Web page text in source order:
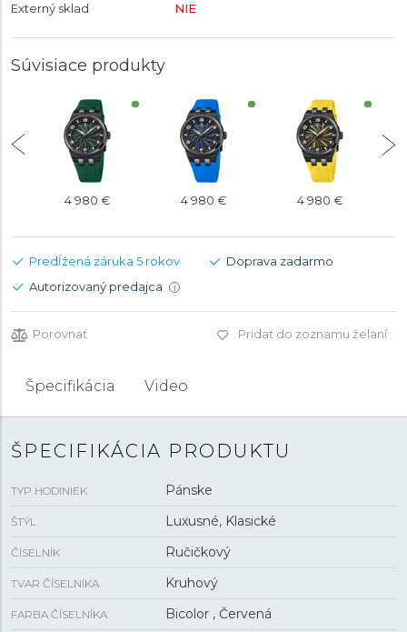
Externý sklad
NIE
Súvisiace produkty
4 980 € 4 980 € 4 980 €
Predĺžená záruka 5 rokov
Doprava zadarmo
Autorizovaný predajca
i
Porovnať Pridať do zoznamu želaní
Špecifikácia Video
ŠPECIFIKÁCIA PRODUKTU
TYP HODINIEK Pánske
ŠTÝL Luxusné, Klasické
ČÍSELNÍK Ručičkový
TVAR ČÍSELNÍKA Kruhový
FARBA ČÍSELNÍKA Bicolor , Červená